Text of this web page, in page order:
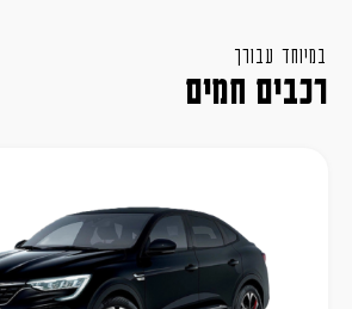
במיוחד עבורך
רכבים חמים